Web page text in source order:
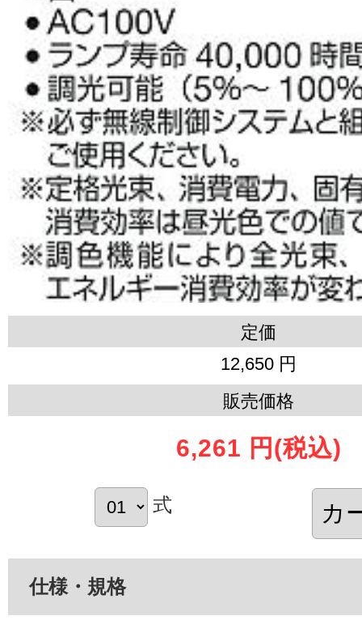
定価
12,650 円
販売価格
6,261 円 (税込)
式
仕様・規格